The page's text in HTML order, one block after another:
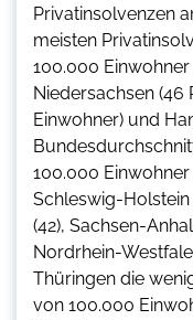
Privatinsolvenzen
meisten
100.000
Niedersachsen (46
Einwohner) und
100.000
Schleswig-
(42), Sachsen-
Nordrhein-
Thüringen die
von 100.000